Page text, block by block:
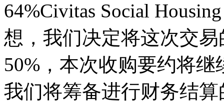
64%Civitas Social
想，我们决定将这次交
50%，本次收购要约将
我们将筹备进行财务结